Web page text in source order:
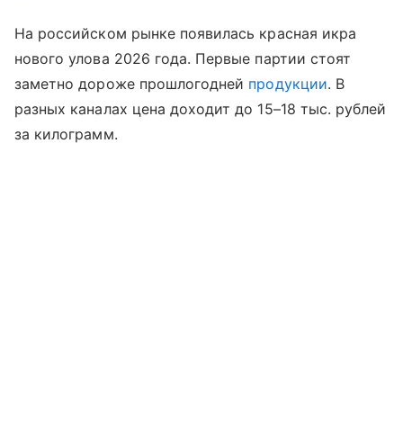
На российском рынке появилась красная икра
нового улова 2026 года. Первые партии стоят
заметно дороже прошлогодней продукции. В
разных каналах цена доходит до 15–18 тыс. рублей
за килограмм.